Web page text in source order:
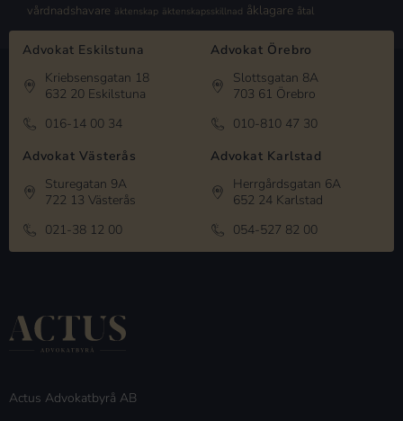
vårdnadshavare äktenskap äktenskapsskillnad åklagare åtal
Advokat Eskilstuna
Kriebsensgatan 18
632 20 Eskilstuna
016-14 00 34
Advokat Örebro
Slottsgatan 8A
703 61 Örebro
010-810 47 30
Advokat Västerås
Sturegatan 9A
722 13 Västerås
021-38 12 00
Advokat Karlstad
Herrgårdsgatan 6A
652 24 Karlstad
054-527 82 00
Actus Advokatbyrå AB